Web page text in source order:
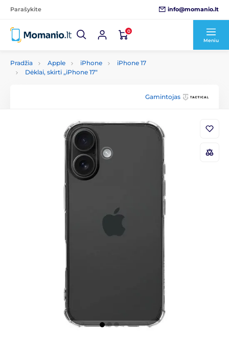
Parašykite info@momanio.lt
0
Meniu
Pradžia Apple iPhone
iPhone 17
Dėklai, skirti „iPhone 17“
Gamintojas